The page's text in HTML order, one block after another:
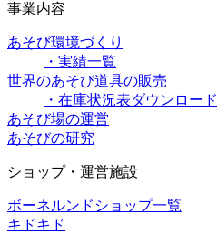
事業内容
あそび環境づくり
・実績一覧
世界のあそび道具の販売
・在庫状況表ダウンロード
あそび場の運営
あそびの研究
ショップ・運営施設
ボーネルンドショップ一覧
キドキド